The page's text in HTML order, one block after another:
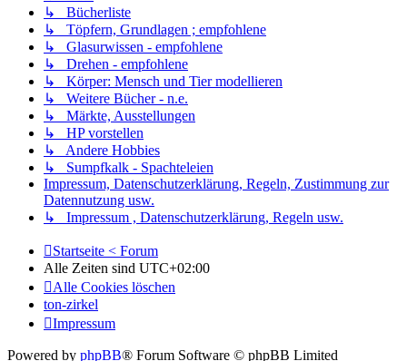
↳ Bücherliste
↳ Töpfern, Grundlagen ; empfohlene
↳ Glasurwissen - empfohlene
↳ Drehen - empfohlene
↳ Körper: Mensch und Tier modellieren
↳ Weitere Bücher - n.e.
↳ Märkte, Ausstellungen
↳ HP vorstellen
↳ Andere Hobbies
↳ Sumpfkalk - Spachteleien
Impressum, Datenschutzerklärung, Regeln, Zustimmung zur
Datennutzung usw.
↳ Impressum , Datenschutzerklärung, Regeln usw.
Startseite < Forum
Alle Zeiten sind UTC+02:00
Alle Cookies löschen
ton-zirkel
Impressum
Powered by phpBB® Forum Software © phpBB Limited